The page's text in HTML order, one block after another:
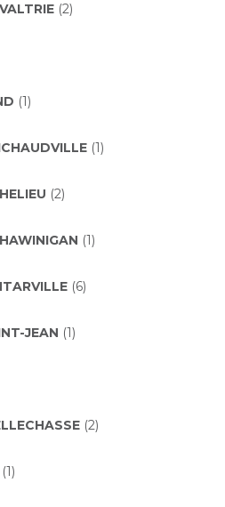
(2)
(1)
(1)
(2)
(1)
(6)
JEAN (1)
(2)
(1)